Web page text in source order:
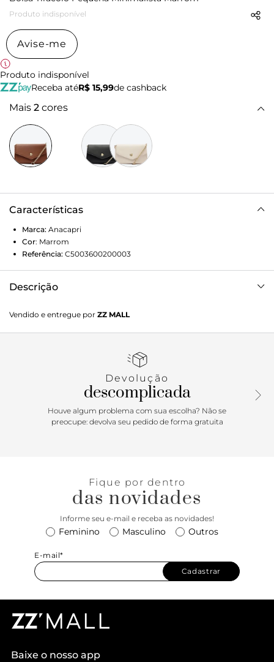
Produto indisponível
Avise-me
Produto indisponível
Receba atéR$ 15,99de cashback
Mais 2 cores
Características
Marca: Anacapri
Cor: Marrom
Referência: C5003600200003
Descrição
Vendido e entregue por ZZ MALL
Devolução
descomplicada
Houve algum problema com sua escolha? Não se
preocupe: devolva seu pedido de forma gratuita
Fique por dentro
das novidades
Informe seu e-mail e receba as novidades!
Feminino Masculino Outros
E-mail*
Cadastrar
Baixe o nosso app